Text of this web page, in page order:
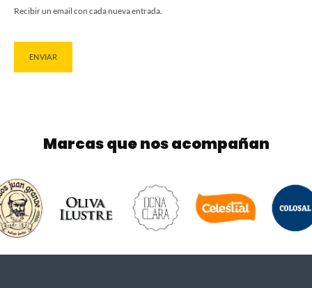
Recibir un email con cada nueva entrada.
Marcas que nos acompañan